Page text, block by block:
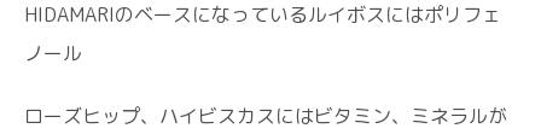
HIDAMARIのベースになっているルイボスにはポリフェ
ノール
ローズヒップ、ハイビスカスにはビタミン、ミネラルが